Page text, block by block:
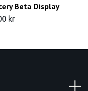
Beta Display
kr